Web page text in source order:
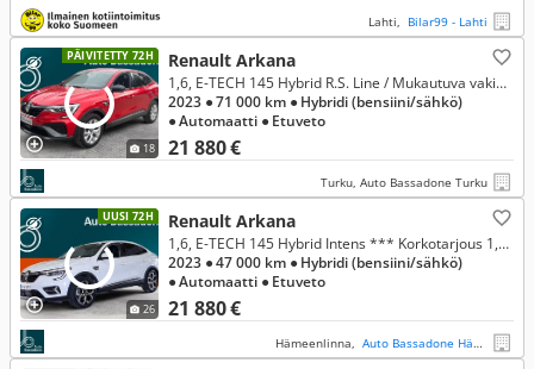
Lahti, Bilar99 - Lahti
PÄIVITETTY 72H
18
Renault Arkana
21 880 €
1,6, E-TECH 145 Hybrid R.S. Line / Mukautuva vakionopeudensäädin / Sähkösäätöiset etuistuimet / Led valot
2023 ● 71 000 km ● Hybridi (bensiini/sähkö)
● Automaatti ● Etuveto
Turku, Auto Bassadone Turku
UUSI 72H
26
Renault Arkana
21 880 €
1,6, E-TECH 145 Hybrid Intens *** Korkotarjous 1,49% + kulut
2023 ● 47 000 km ● Hybridi (bensiini/sähkö)
● Automaatti ● Etuveto
Hämeenlinna, Auto Bassadone Hämeenlinna